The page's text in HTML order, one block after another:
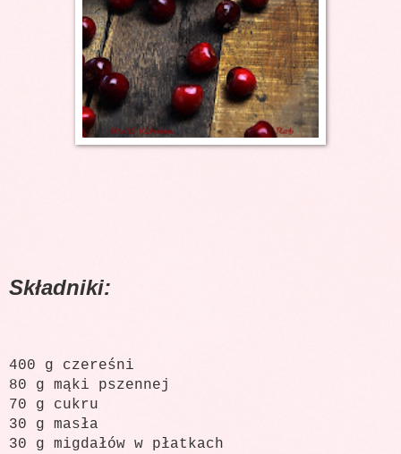
Składniki:
400 g czereśni
80 g mąki pszennej
70 g cukru
30 g masła
30 g migdałów w płatkach